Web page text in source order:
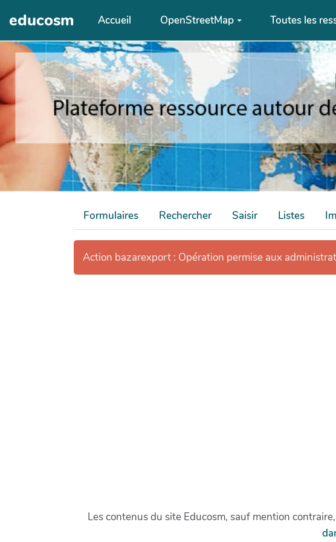
Aller au contenu principal
educosm Accueil OpenStreetMap Toutes les
Formulaires Rechercher Saisir Listes
Action bazarexport : Opération permise aux
Les contenus du site Educosm, sauf mention